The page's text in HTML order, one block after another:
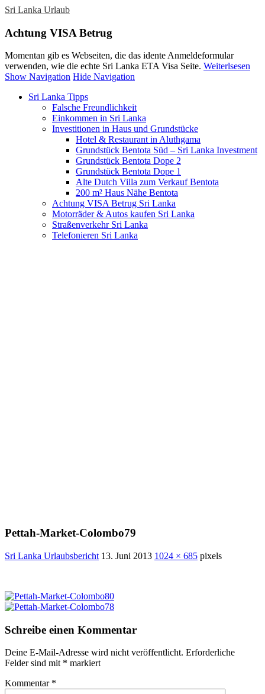
Sri Lanka Urlaub
Achtung VISA Betrug
Momentan gib es Webseiten, die das idente Anmeldeformular
verwenden, wie die echte Sri Lanka ETA Visa Seite. Weiterlsesen
Show Navigation Hide Navigation
Sri Lanka Tipps
Falsche Freundlichkeit
Einkommen in Sri Lanka
Investitionen in Haus und Grundstücke
Hotel & Restaurant in Aluthgama
Grundstück Bentota Süd – Sri Lanka Investment
Grundstück Bentota Dope 2
Grundstück Bentota Dope 1
Alte Dutch Villa zum Verkauf Bentota
200 m² Haus Nähe Bentota
Achtung VISA Betrug Sri Lanka
Motorräder & Autos kaufen Sri Lanka
Straßenverkehr Sri Lanka
Telefonieren Sri Lanka
Pettah-Market-Colombo79
Sri Lanka Urlaubsbericht 13. Juni 2013 1024 × 685 pixels
Schreibe einen Kommentar
Deine E-Mail-Adresse wird nicht veröffentlicht. Erforderliche
Felder sind mit * markiert
Kommentar *